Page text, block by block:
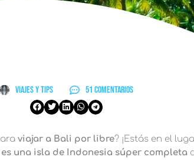
Viajes y Tips 51 comentarios
viajar a Bali por libre? ¡Estás en el
es una isla de Indonesia súper completa